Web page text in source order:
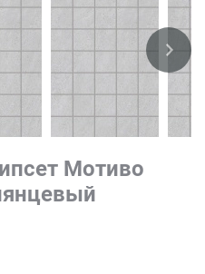
Мотиво